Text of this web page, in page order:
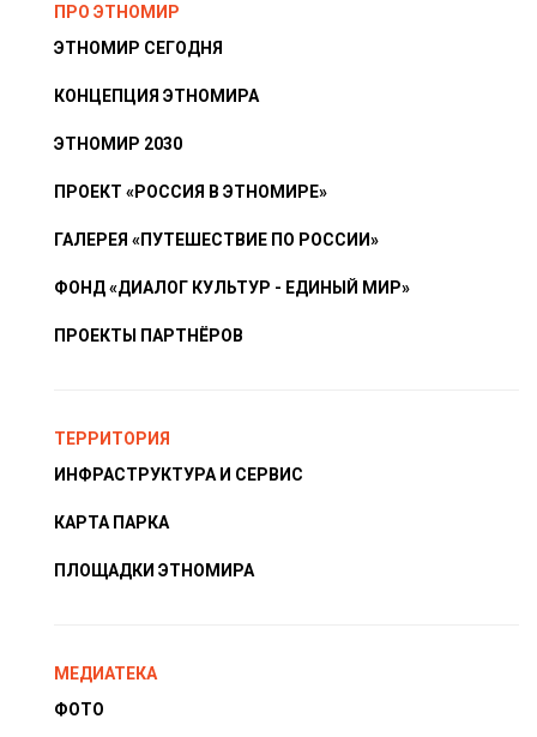
ПРО ЭТНОМИР
ЭТНОМИР СЕГОДНЯ
КОНЦЕПЦИЯ ЭТНОМИРА
ЭТНОМИР 2030
ПРОЕКТ «РОССИЯ В ЭТНОМИРЕ»
ГАЛЕРЕЯ «ПУТЕШЕСТВИЕ ПО РОССИИ»
ФОНД «ДИАЛОГ КУЛЬТУР - ЕДИНЫЙ МИР»
ПРОЕКТЫ ПАРТНЁРОВ
ТЕРРИТОРИЯ
ИНФРАСТРУКТУРА И СЕРВИС
КАРТА ПАРКА
ПЛОЩАДКИ ЭТНОМИРА
МЕДИАТЕКА
ФОТО